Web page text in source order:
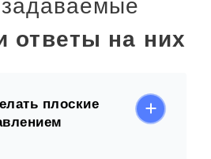
ответы на них
плоские